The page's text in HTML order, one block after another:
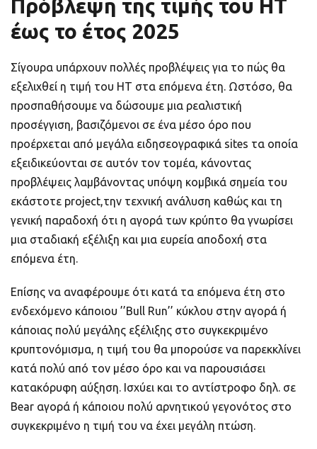
Πρόβλεψη της τιμής του HT
έως το έτος 2025
Σίγουρα υπάρχουν πολλές προβλέψεις για το πώς θα
εξελιχθεί η τιμή του HT στα επόμενα έτη. Ωστόσο, θα
προσπαθήσουμε να δώσουμε μια ρεαλιστική
προσέγγιση, βασιζόμενοι σε ένα μέσο όρο που
προέρχεται από μεγάλα ειδησεογραφικά sites τα οποία
εξειδικεύονται σε αυτόν τον τομέα, κάνοντας
προβλέψεις λαμβάνοντας υπόψη κομβικά σημεία του
εκάστοτε project,την τεχνική ανάλυση καθώς και τη
γενική παραδοχή ότι η αγορά των κρύπτο θα γνωρίσει
μια σταδιακή εξέλιξη και μια ευρεία αποδοχή στα
επόμενα έτη.
Επίσης να αναφέρουμε ότι κατά τα επόμενα έτη στο
ενδεχόμενο κάποιου ’’Bull Run’’ κύκλου στην αγορά ή
κάποιας πολύ μεγάλης εξέλιξης στo συγκεκριμένο
κρυπτονόμισμα, η τιμή του θα μπορούσε να παρεκκλίνει
κατά πολύ από τον μέσο όρο και να παρουσιάσει
κατακόρυφη αύξηση. Ισχύει και το αντίστροφο δηλ. σε
Bear αγορά ή κάποιου πολύ αρνητικού γεγονότος στο
συγκεκριμένο η τιμή του να έχει μεγάλη πτώση.